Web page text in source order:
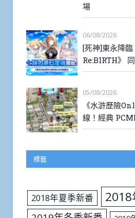
場
06/08/2026
[死神]東永降
Re:BIRTH》
05/08/2026
《水滸歷險
線！經典
標籤
2018年夏季新番